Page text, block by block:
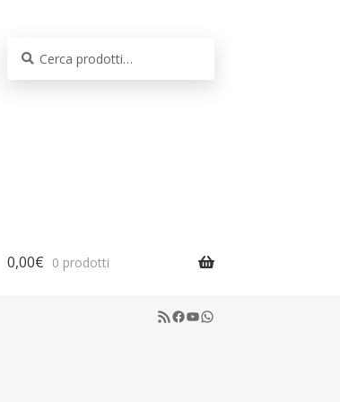
0,00€ 0 prodotti
RSS Feed
Facebook
YouTube
WhatsApp